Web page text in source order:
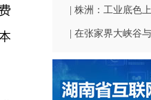
| 株洲：工业底色
| 在张家界大峡谷